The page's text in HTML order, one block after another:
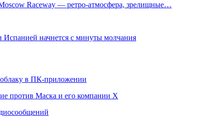
Raceway — ретро‑атмосфера, зрелищные…
начнется с минуты молчания
в ПК-приложении
против Маска и его компании X